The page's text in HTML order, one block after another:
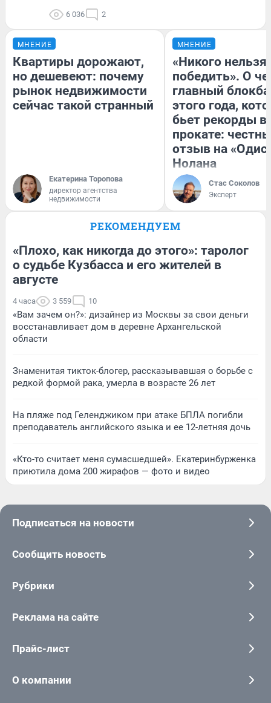
6 036 2
МНЕНИЕ
Квартиры дорожают,
но дешевеют: почему
рынок недвижимости
сейчас такой странный
Екатерина Торопова
директор агентства
недвижимости
МНЕНИЕ
«Никого нельзя
победить». О
главный
этого года,
бьет рекорды в
прокате:
отзыв на
Нолана
Стас Соколов
Эксперт
РЕКОМЕНДУЕМ
«Плохо, как никогда до этого»: таролог
о судьбе Кузбасса и его жителей в
августе
4 часа 3 559 10
«Вам зачем он?»: дизайнер из Москвы за свои деньги
восстанавливает дом в деревне Архангельской
области
Знаменитая тикток-блогер, рассказывавшая о борьбе с
редкой формой рака, умерла в возрасте 26 лет
На пляже под Геленджиком при атаке БПЛА погибли
преподаватель английского языка и ее 12-летняя дочь
«Кто-то считает меня сумасшедшей». Екатеринбурженка
приютила дома 200 жирафов — фото и видео
Подписаться на новости
Сообщить новость
Рубрики
Реклама на сайте
Прайс-лист
О компании